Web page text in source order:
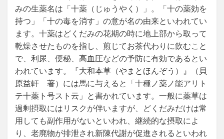
みの生薬名は「十薬（じゅうやく）」。「十の薬効を
持つ」「十の毒を消す」の意が名の由来といわれてい
ます。十薬はどくだみの花期の時に地上部から取って
乾燥させたものを指し、煎じてお茶代わりに飲むこと
で、利尿、便秘、高血圧などの予防に有効であるとい
われています。『大和本草（やまとほんぞう）』（貝
原益軒 著）には馬に与えると「十種ノ薬ノ能アリト
テ十薬ト号スト云」と書かれています。一般に薬草は
過剰摂取にはリスクが伴いますが、どくだみだけは常
用しても副作用がないといわれ、継続的な摂取によ
り、老廃物が排泄され新陳代謝が促進されるといわれ